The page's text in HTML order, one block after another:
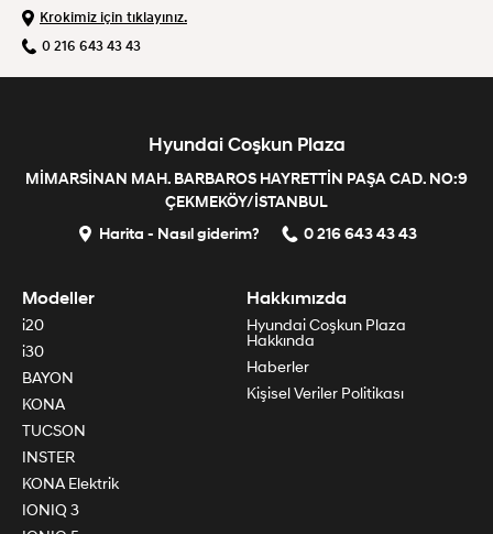
Krokimiz için tıklayınız.
0 216 643 43 43
Hyundai Coşkun Plaza
MİMARSİNAN MAH. BARBAROS HAYRETTİN PAŞA CAD. NO:9
ÇEKMEKÖY/İSTANBUL
Harita - Nasıl giderim?
0 216 643 43 43
Modeller
i20
i30
BAYON
KONA
TUCSON
INSTER
KONA Elektrik
IONIQ 3
Hakkımızda
Hyundai Coşkun Plaza
Hakkında
Haberler
Kişisel Veriler Politikası